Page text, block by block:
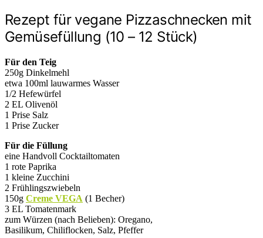
Rezept für vegane Pizzaschnecken mit
Gemüsefüllung (10 – 12 Stück)
Für den Teig
250g Dinkelmehl
etwa 100ml lauwarmes Wasser
1/2 Hefewürfel
2 EL Olivenöl
1 Prise Salz
1 Prise Zucker
Für die Füllung
eine Handvoll Cocktailtomaten
1 rote Paprika
1 kleine Zucchini
2 Frühlingszwiebeln
150g Creme VEGA (1 Becher)
3 EL Tomatenmark
zum Würzen (nach Belieben): Oregano,
Basilikum, Chiliflocken, Salz, Pfeffer